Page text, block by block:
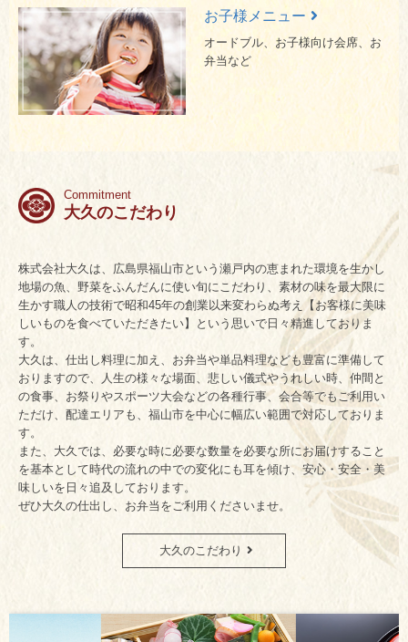
お子様メニュー
オードブル、お子様向け会席、 お
弁当など
Commitment
大久のこだわり
株式会社大久は、広島県福山市という瀬戸内の恵まれた環境を生かし
地場の魚、野菜をふんだんに使い旬にこだわり、素材の味を最大限に
生かす職人の技術で昭和45年の創業以来変わらぬ考え【お客様に美味
しいものを食べていただきたい】という思いで日々精進しておりま
す。
大久は、仕出し料理に加え、お弁当や単品料理なども豊富に準備して
おりますので、人生の様々な場面、悲しい儀式やうれしい時、仲間と
の食事、お祭りやスポーツ大会などの各種行事、会合等でもご利用い
ただけ、配達エリアも、福山市を中心に幅広い範囲で対応しておりま
す。
また、大久では、必要な時に必要な数量を必要な所にお届けすること
を基本として時代の流れの中での変化にも耳を傾け、安心・安全・美
味しいを 日々追及しております。
ぜひ大久の仕出し、お弁当をご利用くださいませ。
大久のこだわり